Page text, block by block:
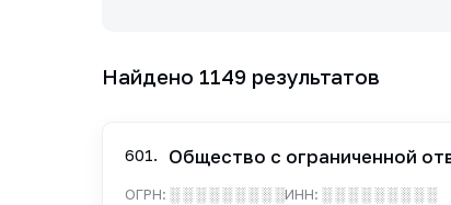
Найдено 1149 результатов
601. Общество с ограниченной
ОГРН:░ ░ ░ ░ ░ ░ ░ ░ ░ИНН:░ ░ ░ ░ ░ ░ ░ ░ ░